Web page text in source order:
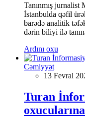
Tanınmış jurnalist
İstanbulda qəfil
barədə analitik
dərin biliyi ilə
Ardını oxu
Cəmiyyət
13 Fevral
Turan